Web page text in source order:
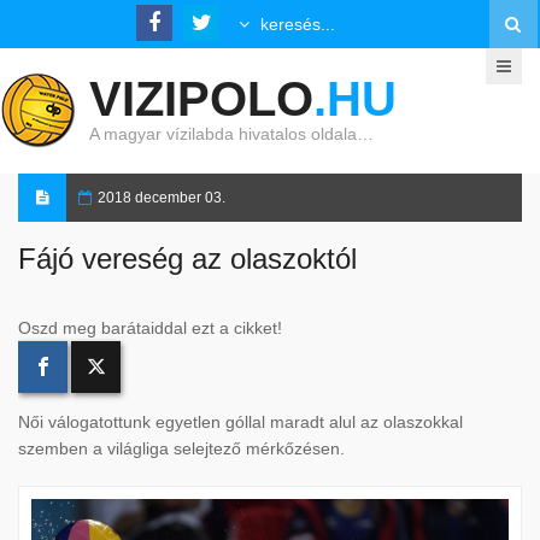
VIZIPOLO.HU
A magyar vízilabda hivatalos oldala…
2018 december 03.
Fájó vereség az olaszoktól
Oszd meg barátaiddal ezt a cikket!
Női válogatottunk egyetlen góllal maradt alul az olaszokkal
szemben a világliga selejtező mérkőzésen.